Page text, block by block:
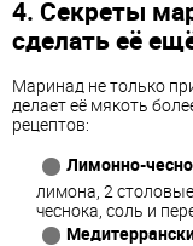
4. Секреты
сделать её
Маринад не только
делает её мякоть
рецептов:
Лимонно-
лимона, 2
чеснока, соль и